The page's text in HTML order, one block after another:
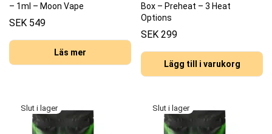
– 1ml – Moon Vape
SEK 549
Läs mer
Box – Preheat – 3 Heat
Options
SEK 299
Lägg till i varukorg